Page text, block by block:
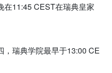
在11:45 CEST在瑞典皇家
，瑞典学院最早于13:00 CE